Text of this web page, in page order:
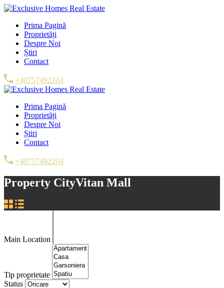
Prima Pagină
Proprietăți
Despre Noi
Știri
Contact
+40757492204
Prima Pagină
Proprietăți
Despre Noi
Știri
Contact
+40757492204
Property CityVitan Mall
Main Location
Tip proprietate
Status